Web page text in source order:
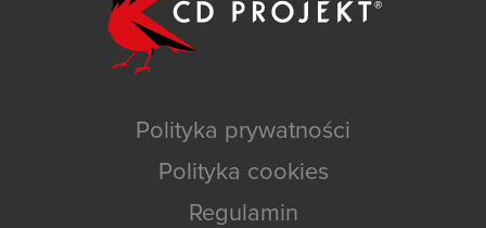
Polityka prywatności
Polityka cookies
Regulamin